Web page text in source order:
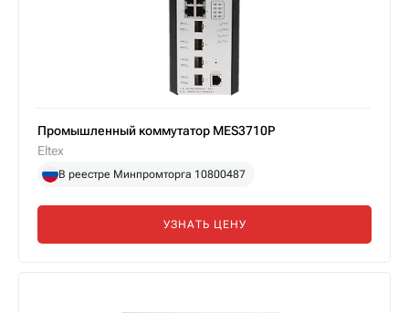
Промышленный коммутатор MES3710P
Eltex
В реестре Минпромторга 10800487
УЗНАТЬ ЦЕНУ